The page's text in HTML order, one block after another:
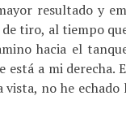
resultado y
tiro, al tiempo
hacia el
está a mi derecha.
no he